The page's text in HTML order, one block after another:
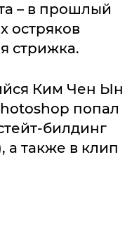
– в прошлый
остряков
стрижка.
Ким Чен Ын
попал
билдинг
а также в клип